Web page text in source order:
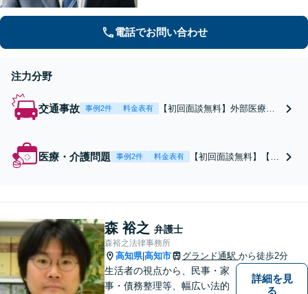
見据えて、一人ひとりに合った解決を
目指します。【勝山町駅2分】
電話でお問い合わせ
注力分野
交通事故 事例2件 料金表有
【初回面談無料】外部医療機
き出し、後遺障害認定をサポ
ート。獲得した医学的証拠や
割合の算定等に基づく真に適
医療・介護問題 事例2件 料金表有
【初回面談無料】【介
てサポートします【W
EB・メール相談可】
森 裕之 弁護士
森裕之法律事務所
高知県|高知市 グランド通駅 から徒歩2分
生活者の視点から、民事・家
事・債務整理等、幅広い法的
詳細を見
る